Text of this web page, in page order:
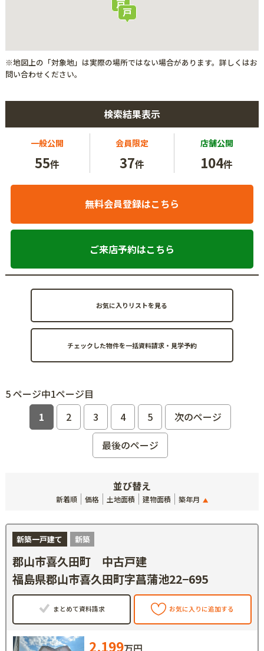
※地図上の「対象地」は実際の場所ではない場合があります。詳しくはお
問い合わせください。
検索結果表示
一般公開
55件
会員限定
37件
店舗公開
104件
無料会員登録はこちら
ご来店予約はこちら
お気に入りリストを見る
5 ページ中1ページ目
1
2 3 4 5
次のページ
最後のページ
並び替え
新着順 価格 土地面積 建物面積 築年月
新築一戸建て 新築
郡山市喜久田町 中古戸建
福島県郡山市喜久田町字菖蒲池22−695
まとめて資料請求 お気に入りに追加する
2,199